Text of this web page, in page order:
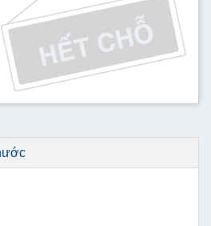
– Văn hoá trà đạo